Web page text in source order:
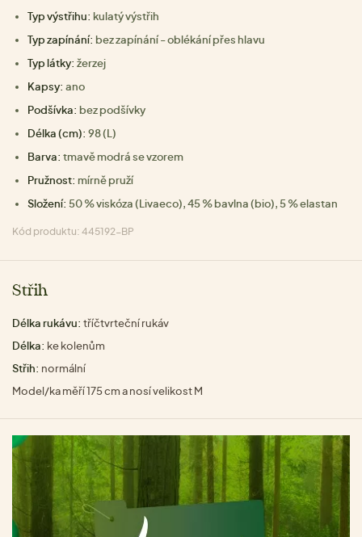
Typ výstřihu: kulatý výstřih
Typ zapínání: bez zapínání - oblékání přes hlavu
Typ látky: žerzej
Kapsy: ano
Podšívka: bez podšívky
Délka (cm): 98 (L)
Barva: tmavě modrá se vzorem
Pružnost: mírně pruží
Složení: 50 % viskóza (Livaeco), 45 % bavlna (bio), 5 % elastan
Kód produktu: 445192-BP
Střih
Délka rukávu: tříčtvrteční rukáv
Délka: ke kolenům
Střih: normální
Model/ka měří 175 cm a nosí velikost M